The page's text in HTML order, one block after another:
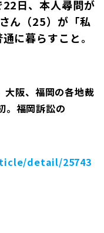
日、本人尋問が
ん（25）が「私
に暮らすこと。
大阪、福岡の各地裁
。福岡訴訟の
detail/25743